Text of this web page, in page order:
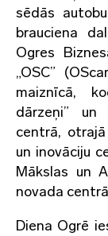
sēdās
brauciena
Ogres
„OSC”
maiznīcā,
dārzeņi” un
centrā,
un inovāciju
Mākslas un
novada
Diena Ogrē